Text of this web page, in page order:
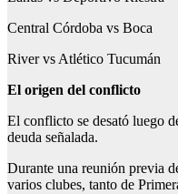
Central Córdoba vs Boca
River vs Atlético Tucumán
El origen del conflicto
El conflicto se desató luego
deuda señalada.
Durante una reunión previa
varios clubes, tanto de